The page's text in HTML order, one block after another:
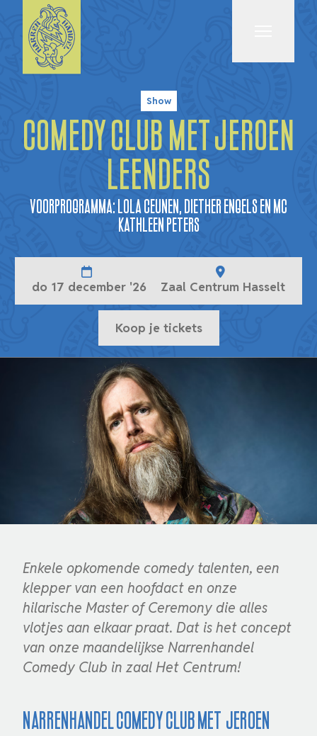
Show
Comedy Club met Jeroen
Leenders
Voorprogramma: Lola Ceunen, Diether Engels en Mc
Kathleen Peters
do 17 december '26 Zaal Centrum Hasselt
Koop je tickets
Enkele opkomende comedy talenten, een
klepper van een hoofdact en onze
hilarische Master of Ceremony die alles
vlotjes aan elkaar praat. Dat is het concept
van onze maandelijkse Narrenhandel
Comedy Club in zaal Het Centrum!
Narrenhandel Comedy Club met Jeroen